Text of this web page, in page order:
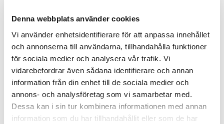
Denna webbplats använder cookies
Vi använder enhetsidentifierare för att anpassa innehållet
och annonserna till användarna, tillhandahålla funktioner
för sociala medier och analysera vår trafik. Vi
vidarebefordrar även sådana identifierare och annan
information från din enhet till de sociala medier och
annons- och analysföretag som vi samarbetar med.
Dessa kan i sin tur kombinera informationen med annan
information som du har tillhandahållit eller som de har
Målgrupp
Kursen vänder sig till dig som arbetar med
avtalsuppföljning på något sätt eller är i beslutsfattande
position inom offentlig eller privat sektor. Du kan
exempelvis vara upphandlare/inköpare, avtalscontroller,
upphandlings-/inköpschef, politiker, kommunchef eller
annan befattning där uppföljning är en del av arbetet
eller ansvarsområdet.